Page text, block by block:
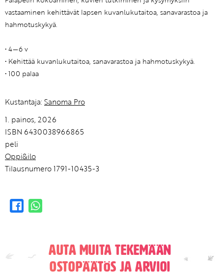
vastaaminen kehittävät lapsen kuvanlukutaitoa, sanavarastoa ja
hahmotuskykyä.
• 4—6 v
• Kehittää kuvanlukutaitoa, sanavarastoa ja hahmotuskykyä.
• 100 palaa
Kustantaja: Sanoma Pro
1. painos, 2026
ISBN 6430038966865
peli
Oppi&ilo
Tilausnumero 1791-10435-3
Auta muita tekemään
ostopäätös ja arvioi